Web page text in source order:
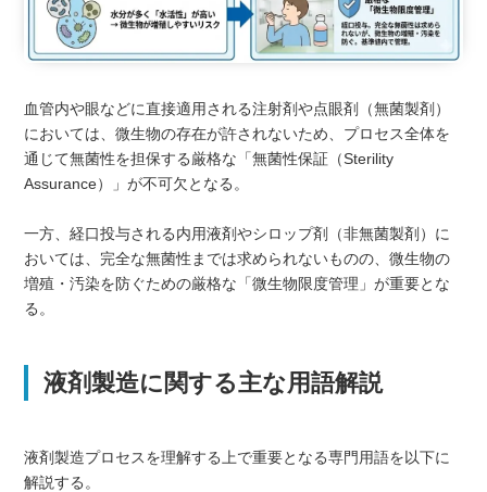
血管内や眼などに直接適用される注射剤や点眼剤（無菌製剤）
においては、微生物の存在が許されないため、プロセス全体を
通じて無菌性を担保する厳格な「無菌性保証（Sterility
Assurance）」が不可欠となる。
一方、経口投与される内用液剤やシロップ剤（非無菌製剤）に
おいては、完全な無菌性までは求められないものの、微生物の
増殖・汚染を防ぐための厳格な「微生物限度管理」が重要とな
る。
液剤製造に関する主な用語解説
液剤製造プロセスを理解する上で重要となる専門用語を以下に
解説する。